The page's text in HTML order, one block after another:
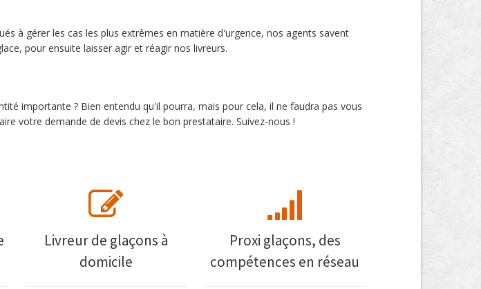
à gérer les cas les plus extrêmes en matière d'urgence, nos agents savent
pour ensuite laisser agir et réagir nos livreurs.
importante ? Bien entendu qu'il pourra, mais pour cela, il ne faudra pas vous
votre demande de devis chez le bon prestataire. Suivez-nous !
Livreur de glaçons à
domicile
Proxi glaçons, des
compétences en réseau